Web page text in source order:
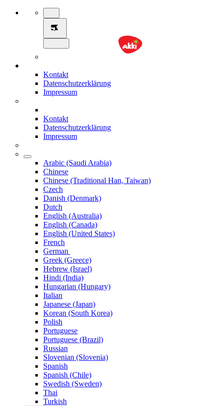
Kontakt
Datenschutzerklärung
Impressum
Kontakt
Datenschutzerklärung
Impressum
Arabic (Saudi Arabia)
Chinese
Chinese (Traditional Han, Taiwan)
Czech
Danish (Denmark)
Dutch
English (Australia)
English (Canada)
English (United States)
French
German
Greek (Greece)
Hebrew (Israel)
Hindi (India)
Hungarian (Hungary)
Italian
Japanese (Japan)
Korean (South Korea)
Polish
Portuguese
Portuguese (Brazil)
Russian
Slovenian (Slovenia)
Spanish
Spanish (Chile)
Swedish (Sweden)
Thai
Turkish